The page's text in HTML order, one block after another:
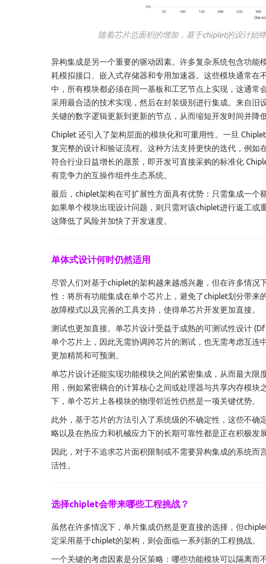
随着芯片总面积的增加，基于chiplet的设计始
异构集成是另一个重要的驱动因素。许多复杂系统包含功
耗模拟接口、嵌入式存储器和专用加速器。这些模块通常
中，所有模块都必须在同一基板和工艺节点上实现，这通
采用最合适的技术实现，然后在封装级别进行集成。来自旧
关键的数字逻辑更新到更新的节点，从而缩短开发时间并降低
Chiplet 还引入了架构层面的模块化和可重用性。一旦
复完整的设计和验证流程。这种方法支持更快的迭代，例如
符合行业日益增长的愿景，即开发可直接采购的标准化
有竞争力的互操作组件生态系统。
最后，chiplet架构在可扩展性方面具有优势：只需集成一个
如果单个模块出现设计问题，则只需对该chiplet进行返工或
这降低了风险并加快了开发速度。
单体式设计何时仍然适用
尽管人们对基于chiplet的架构越来越感兴趣，但在许多情况
性：将所有功能集成在单个芯片上，避免了chiplet划分带来
故障模式以及完善的工具支持，使得单芯片开发更加直接。
测试也更加直接。单芯片设计受益于成熟的可测试性设计
单个芯片上，因此无需协调跨芯片的测试，也无需考虑互
更加精简和可预测。
单芯片设计还能实现功能模块之间的紧密集成，从而最大
用，例如紧密耦合的计算核心之间或处理器与共享内存模
下，单个芯片上各模块的物理邻近性仍然是一项关键优势。
此外，基于芯片的方法引入了系统级的不确定性，这些不
略以及在热应力和机械应力下的长期可靠性都是正在积极发
因此，对于不追求芯片面积限制或不需要异构集成的系统
活性。
选择chiplet会带来哪些工程挑战？
虽然在许多情况下，单片集成仍然是更直接的选择，但
定采用基于chiplet的架构，则会面临一系列新的工程挑战。
一个关键的考虑因素是分区策略：哪些功能模块可以隔离而